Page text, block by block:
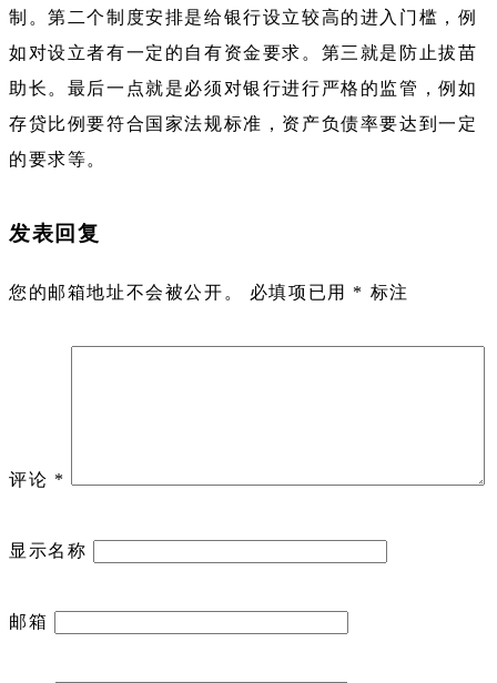
制。第二个制度安排是给银行设立较高的进入门槛，例
如对设立者有一定的自有资金要求。第三就是防止拔苗
助长。最后一点就是必须对银行进行严格的监管，例如
存贷比例要符合国家法规标准，资产负债率要达到一定
的要求等。
发表回复
您的邮箱地址不会被公开。 必填项已用 * 标注
评论 *
显示名称
邮箱